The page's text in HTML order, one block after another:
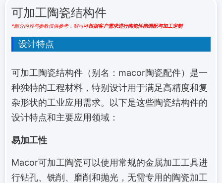
可加工陶瓷结构件
*部分内容与参数仅供参考，我司可根据客户需求进行陶瓷性能调配与加工定制
设计特点
可加工陶瓷结构件（别名：macor陶瓷配件）是一
种独特的工程材料，特别设计用于满足高精度和复
杂形状的工业应用需求。以下是这些陶瓷结构件的
设计特点和主要应用领域：
易加工性
Macor可加工陶瓷可以使用常规的金属加工工具进
行钻孔、铣削、磨削和抛光，无需专用的陶瓷加工